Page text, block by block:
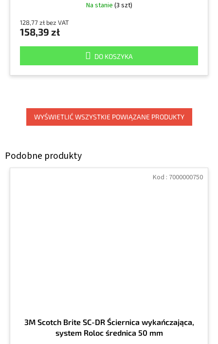
Na stanie (3 szt)
128,77 zł bez VAT
158,39 zł
DO KOSZYKA
WYŚWIETLIĆ WSZYSTKIE POWIĄZANE PRODUKTY
3M Scotch Brite SC-DR Ściernica wykańczająca,
system Roloc średnica 50 mm
Kod : 7000000750